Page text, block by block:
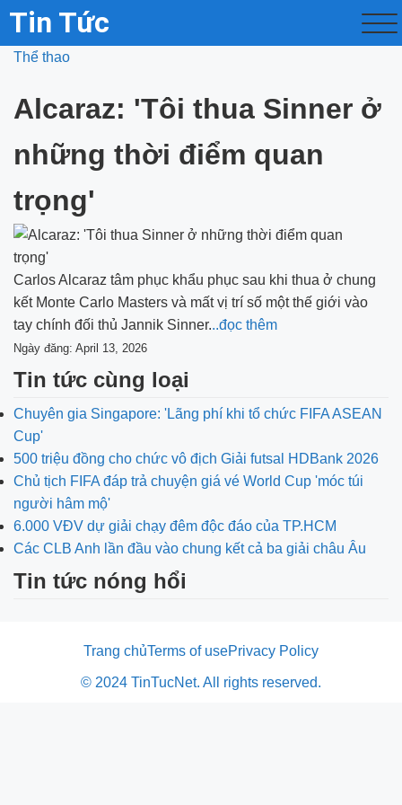
Tin Tức
Thể thao
Alcaraz: 'Tôi thua Sinner ở
những thời điểm quan
trọng'
Carlos Alcaraz tâm phục khẩu phục sau khi thua ở chung
kết Monte Carlo Masters và mất vị trí số một thế giới vào
tay chính đối thủ Jannik Sinner...đọc thêm
Ngày đăng: April 13, 2026
Tin tức cùng loại
Chuyên gia Singapore: 'Lãng phí khi tổ chức FIFA ASEAN
Cup'
500 triệu đồng cho chức vô địch Giải futsal HDBank 2026
Chủ tịch FIFA đáp trả chuyện giá vé World Cup 'móc túi
người hâm mộ'
6.000 VĐV dự giải chạy đêm độc đáo của TP.HCM
Các CLB Anh lần đầu vào chung kết cả ba giải châu Âu
Tin tức nóng hổi
Trang chủTerms of usePrivacy Policy
© 2024 TinTucNet. All rights reserved.